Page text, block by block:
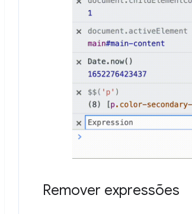
Remover expressões